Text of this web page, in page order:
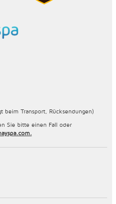
beim Transport, Rücksendungen)
Sie bitte einen Fall oder